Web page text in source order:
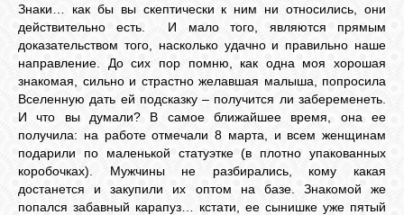
ВХОД
GOOGLE+
TWITTER
Знаки… как бы вы скептически к ним ни относились, они
действительно есть. И мало того, являются прямым
доказательством того, насколько удачно и правильно наше
направление. До сих пор помню, как одна моя хорошая
знакомая, сильно и страстно желавшая малыша, попросила
Вселенную дать ей подсказку – получится ли забеременеть.
И что вы думали? В самое ближайшее время, она ее
получила: на работе отмечали 8 марта, и всем женщинам
подарили по маленькой статуэтке (в плотно упакованных
коробочках). Мужчины не разбирались, кому какая
достанется и закупили их оптом на базе. Знакомой же
попался забавный карапуз… кстати, ее сынишке уже пятый